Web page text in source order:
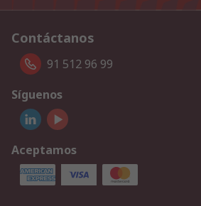
Contáctanos
91 512 96 99
Síguenos
Aceptamos